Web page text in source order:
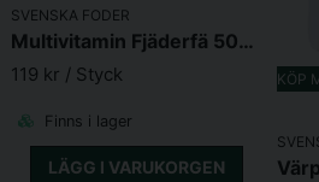
SVENSKA FODER
Multivitamin Fjäderfä 500ml
119 kr / Styck
Finns i lager
LÄGG I VARUKORGEN
KÖP